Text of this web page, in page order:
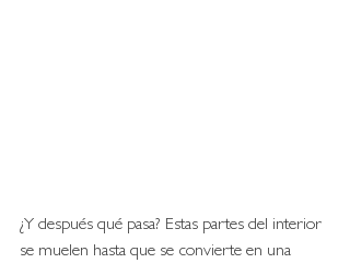
¿Y después qué pasa? Estas partes del interior
se muelen hasta que se convierte en una